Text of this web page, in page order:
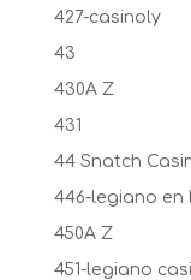
427-casinoly
43
430A Z
431
44 Snatch
446-legiano en
450A Z
451-legiano